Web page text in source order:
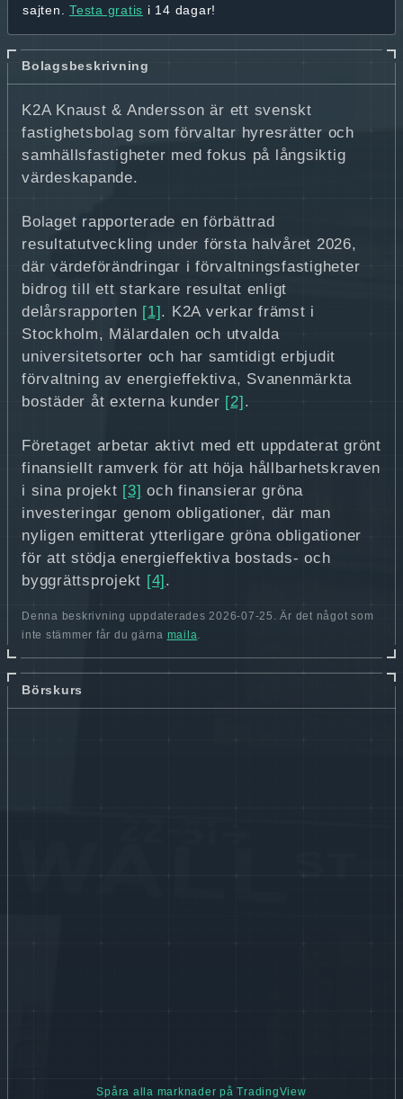
sajten. Testa gratis i 14 dagar!
Bolagsbeskrivning
K2A Knaust & Andersson är ett svenskt
fastighetsbolag som förvaltar hyresrätter och
samhällsfastigheter med fokus på långsiktig
värdeskapande.
Bolaget rapporterade en förbättrad
resultatutveckling under första halvåret 2026,
där värdeförändringar i förvaltningsfastigheter
bidrog till ett starkare resultat enligt
delårsrapporten [1] . K2A verkar främst i
Stockholm, Mälardalen och utvalda
universitetsorter och har samtidigt erbjudit
förvaltning av energieffektiva, Svanenmärkta
bostäder åt externa kunder [2] .
Företaget arbetar aktivt med ett uppdaterat grönt
finansiellt ramverk för att höja hållbarhetskraven
i sina projekt [3] och finansierar gröna
investeringar genom obligationer, där man
nyligen emitterat ytterligare gröna obligationer
för att stödja energieffektiva bostads- och
byggrättsprojekt [4] .
Denna beskrivning uppdaterades 2026-07-25. Är det något som
inte stämmer får du gärna maila.
Börskurs
Spåra alla marknader på TradingView